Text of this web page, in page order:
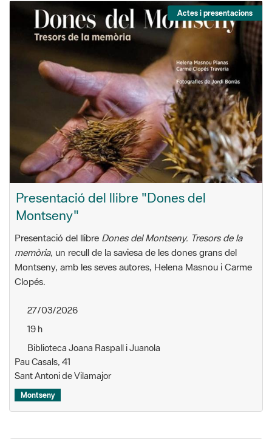
Actes i presentacions
Presentació del llibre "Dones del
Montseny"
Presentació del llibre Dones del Montseny. Tresors de la
memòria, un recull de la saviesa de les dones grans del
Montseny, amb les seves autores, Helena Masnou i Carme
Clopés.
27/03/2026
19 h
Biblioteca Joana Raspall i Juanola
Pau Casals, 41
Sant Antoni de Vilamajor
Montseny